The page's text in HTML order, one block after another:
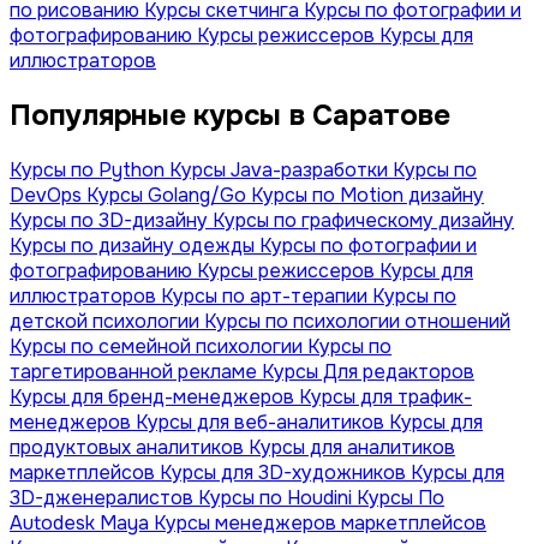
по рисованию Курсы скетчинга Курсы по фотографии и
фотографированию Курсы режиссеров Курсы для
иллюстраторов
Популярные курсы в Саратове
Курсы по Python Курсы Java-разработки Курсы по
DevOps Курсы Golang/Go Курсы по Motion дизайну
Курсы по 3D-дизайну Курсы по графическому дизайну
Курсы по дизайну одежды Курсы по фотографии и
фотографированию Курсы режиссеров Курсы для
иллюстраторов Курсы по арт-терапии Курсы по
детской психологии Курсы по психологии отношений
Курсы по семейной психологии Курсы по
таргетированной рекламе Курсы Для редакторов
Курсы для бренд-менеджеров Курсы для трафик-
менеджеров Курсы для веб-аналитиков Курсы для
продуктовых аналитиков Курсы для аналитиков
маркетплейсов Курсы для 3D-художников Курсы для
3D-дженералистов Курсы по Houdini Курсы По
Autodesk Maya Курсы менеджеров маркетплейсов